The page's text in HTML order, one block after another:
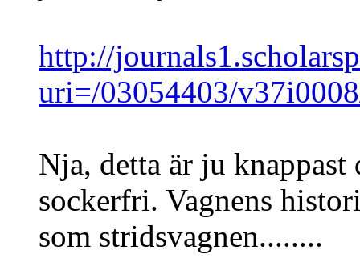
http://
uri=/03054403/
Nja, detta är ju knappast
sockerfri. Vagnens
som stridsvagnen........